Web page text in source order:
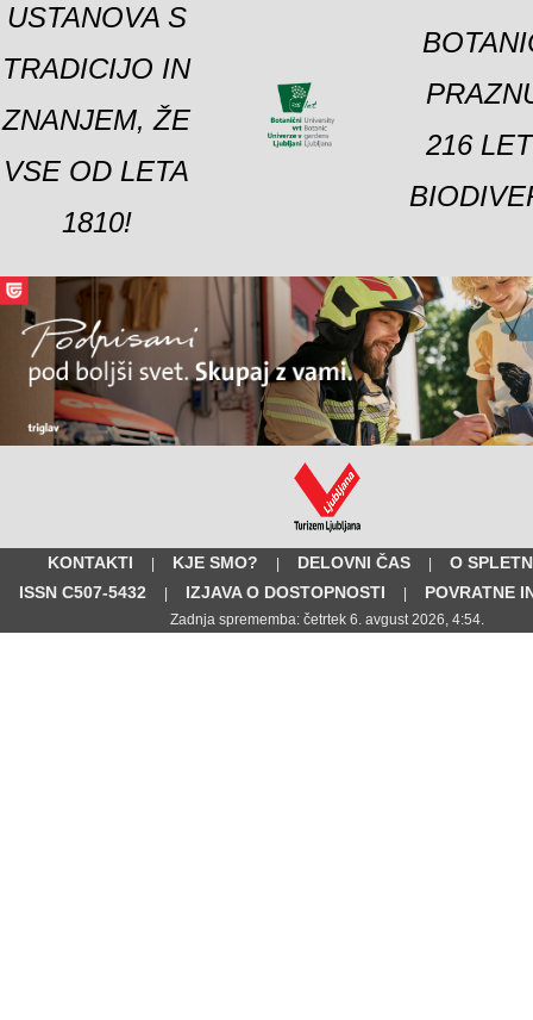
USTANOVA S
TRADICIJO IN
ZNANJEM, ŽE
VSE OD LETA
1810!
216
KONTAKTI | KJE SMO? | DELOVNI ČAS |
O
ISSN C507-5432
| IZJAVA O DOSTOPNOSTI | POVRATNE
Zadnja sprememba: četrtek 6. avgust 2026, 4:54.